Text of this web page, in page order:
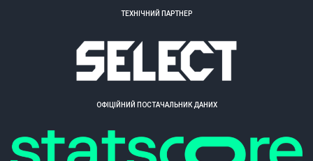
ТЕХНІЧНИЙ ПАРТНЕР
ОФІЦІЙНИЙ ПОСТАЧАЛЬНИК ДАНИХ